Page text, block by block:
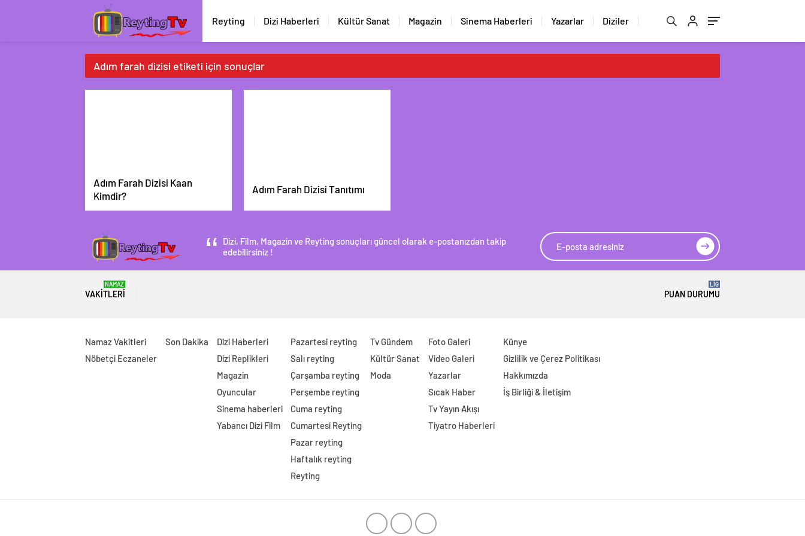
Reyting Dizi Haberleri Kültür Sanat Magazin Sinema Haberleri Yazarlar Diziler
Adım farah dizisi etiketi için sonuçlar
Adım Farah Dizisi Kaan
Kimdir?
Adım Farah Dizisi Tanıtımı
Dizi, Film, Magazin ve Reyting sonuçları güncel olarak e-postanızdan takip
edebilirsiniz !
VAKITLERI
NAMAZ
PUAN DURUMU
LİG
Namaz Vakitleri
Nöbetçi Eczaneler
Son Dakika
Dizi Haberleri
Dizi Replikleri
Magazin
Oyuncular
Sinema haberleri
Yabancı Dizi Film
Pazartesi reyting
Salı reyting
Çarşamba reyting
Perşembe reyting
Cuma reyting
Cumartesi Reyting
Pazar reyting
Haftalık reyting
Reyting
Tv Gündem
Kültür Sanat
Moda
Foto Galeri
Video Galeri
Yazarlar
Sıcak Haber
Tv Yayın Akışı
Tiyatro Haberleri
Künye
Gizlilik ve Çerez Politikası
Hakkımızda
İş Birliği & İletişim